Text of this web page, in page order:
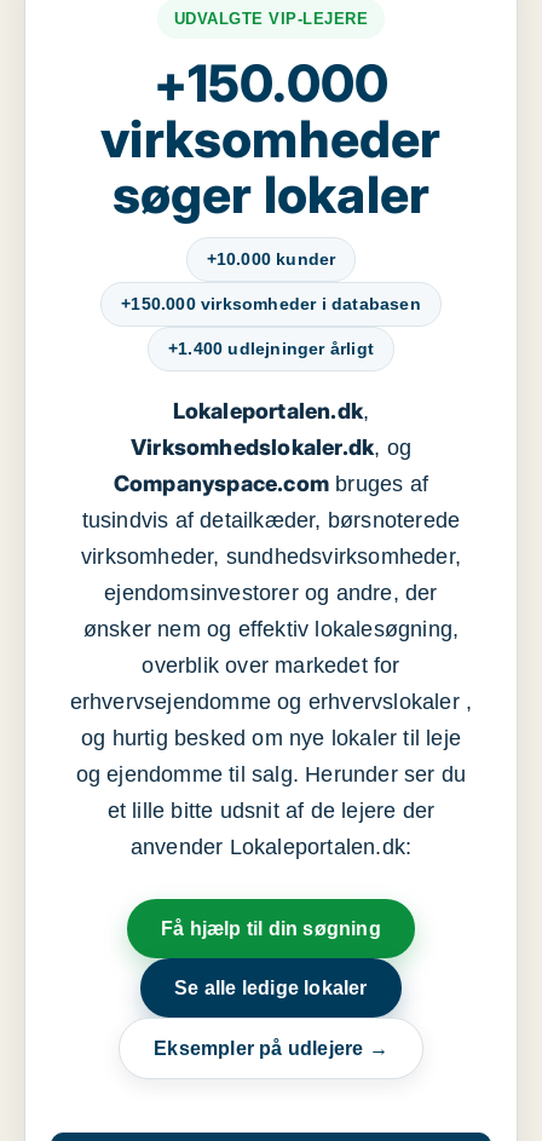
UDVALGTE VIP-LEJERE
+150.000
virksomheder
søger lokaler
+10.000 kunder
+150.000 virksomheder i databasen
+1.400 udlejninger årligt
Lokaleportalen.dk,
Virksomhedslokaler.dk, og
Companyspace.com bruges af
tusindvis af detailkæder, børsnoterede
virksomheder, sundhedsvirksomheder,
ejendomsinvestorer og andre, der
ønsker nem og effektiv lokalesøgning,
overblik over markedet for
erhvervsejendomme og erhvervslokaler ,
og hurtig besked om nye lokaler til leje
og ejendomme til salg. Herunder ser du
et lille bitte udsnit af de lejere der
anvender Lokaleportalen.dk:
Få hjælp til din søgning
Se alle ledige lokaler
Eksempler på udlejere →